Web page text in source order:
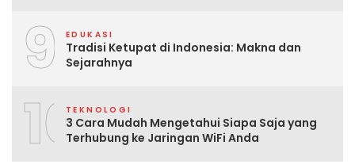
9 EDUKASI
Tradisi Ketupat di Indonesia: Makna dan
Sejarahnya
10TEKNOLOGI
3 Cara Mudah Mengetahui Siapa Saja yang
Terhubung ke Jaringan WiFi Anda